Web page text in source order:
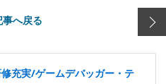
事へ戻る
充実/ゲームデバッガー・テ